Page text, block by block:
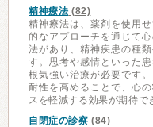
精神療法 (82)
精神療法は、薬剤を使用
的なアプローチを通じて
法があり、精神疾患の種
す。思考や感情といった
根気強い治療が必要です
耐性を高めることで、心
スを軽減する効果が期待で
自閉症の診察 (84)